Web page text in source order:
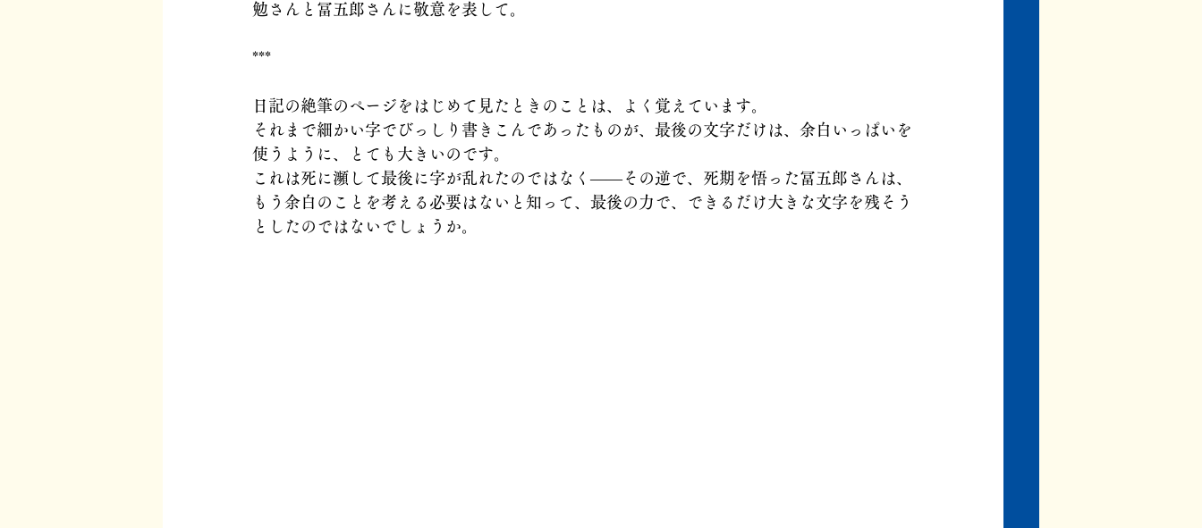
勉さんと冨五郎さんに敬意を表して。
***
日記の絶筆のページをはじめて見たときのことは、よく覚えています。
それまで細かい字でびっしり書きこんであったものが、最後の文字だけは、余白いっぱいを
使うように、とても大きいのです。
これは死に瀕して最後に字が乱れたのではなく――その逆で、死期を悟った冨五郎さんは、
もう余白のことを考える必要はないと知って、最後の力で、できるだけ大きな文字を残そう
としたのではないでしょうか。